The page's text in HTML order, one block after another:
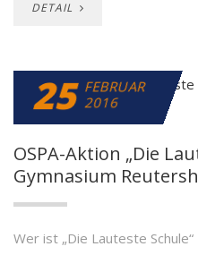
DETAIL
25 FEBRUAR
2016
OSPA-Aktion „Die
Gymnasium
Wer ist „Die Lauteste